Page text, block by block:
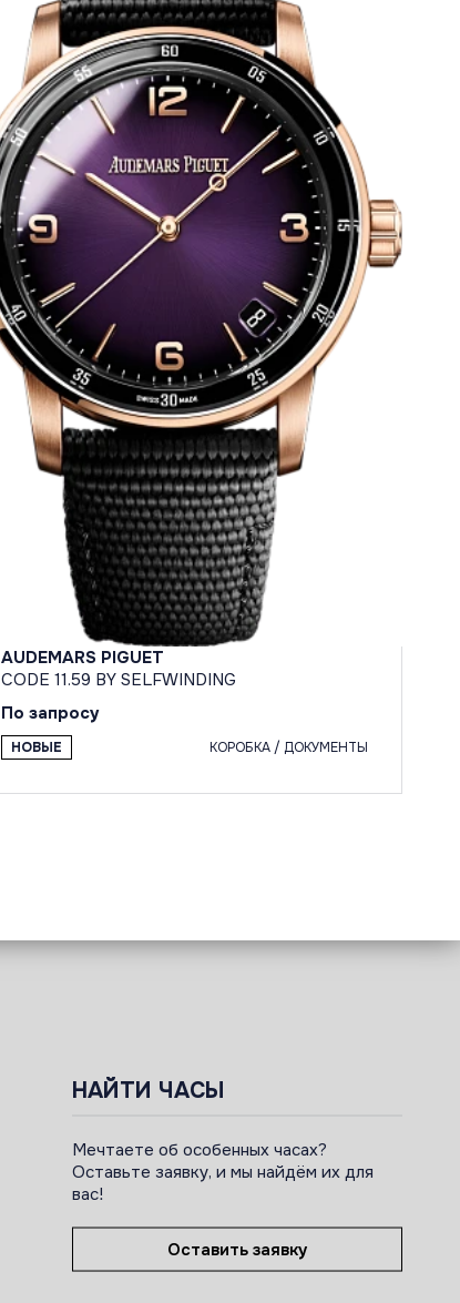
AUDEMARS PIGUET
CODE 11.59 BY SELFWINDING
По запросу
НОВЫЕ КОРОБКА / ДОКУМЕНТЫ
НАЙТИ ЧАСЫ
Мечтаете об особенных часах?
Оставьте заявку, и мы найдём их для
вас!
Оставить заявку